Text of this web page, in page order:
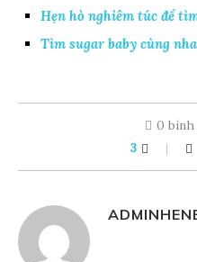
Hẹn hò nghiêm túc để
Tìm sugar baby cùng
0 bình
3